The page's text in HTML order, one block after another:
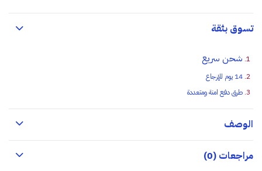
تسوق بثقة
شحن سريع
14 يوم للإرجاع
طرق دفع امنة ومتعددة
الوصف
مراجعات (0)